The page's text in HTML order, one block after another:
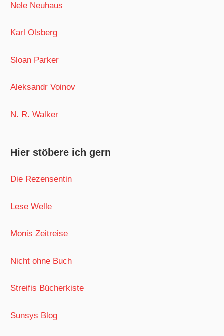
Nele Neuhaus
Karl Olsberg
Sloan Parker
Aleksandr Voinov
N. R. Walker
Hier stöbere ich gern
Die Rezensentin
Lese Welle
Monis Zeitreise
Nicht ohne Buch
Streifis Bücherkiste
Sunsys Blog